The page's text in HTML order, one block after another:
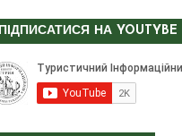
ПІДПИСАТИСЯ НА YOUTYBE